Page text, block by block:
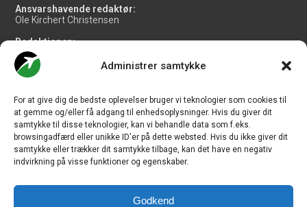
Administrer samtykke
For at give dig de bedste oplevelser bruger vi teknologier som cookies til
at gemme og/eller få adgang til enhedsoplysninger. Hvis du giver dit
samtykke til disse teknologier, kan vi behandle data som f.eks.
browsingadfærd eller unikke ID'er på dette websted. Hvis du ikke giver dit
samtykke eller trækker dit samtykke tilbage, kan det have en negativ
indvirkning på visse funktioner og egenskaber.
Godkend
Ansvarshavende redaktør:
Ole Kirchert Christensen
Redaktionen:
Christian Granhøj Skouboe
Henrik Baumgarten
Danny Longhi Andreasen
Salg og jobannoncer:
salg@travelmedianordic.com
Vi tager ansvar for indholdet og er tilmeldt